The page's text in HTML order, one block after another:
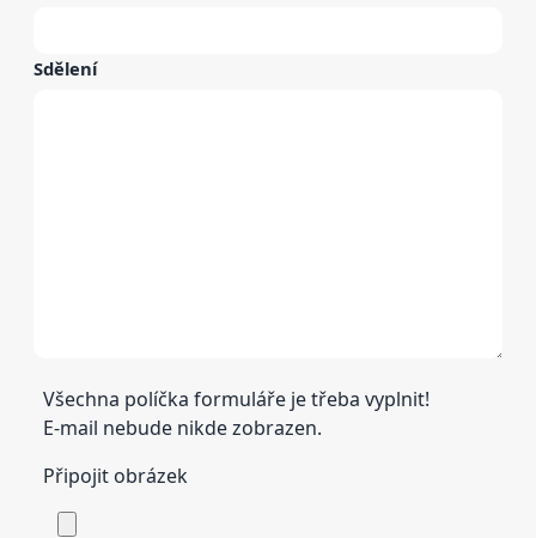
Sdělení
Všechna políčka formuláře je třeba vyplnit!
E-mail nebude nikde zobrazen.
Připojit obrázek